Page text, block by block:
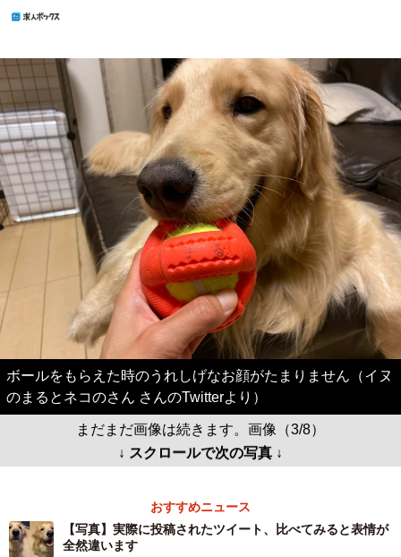
ボールをもらえた時のうれしげなお顔がたまりません（イヌ
のまるとネコのさん さんのTwitterより）
まだまだ画像は続きます。画像（3/8）
↓ スクロールで次の写真 ↓
おすすめニュース
【写真】実際に投稿されたツイート、比べてみると表情が
全然違います